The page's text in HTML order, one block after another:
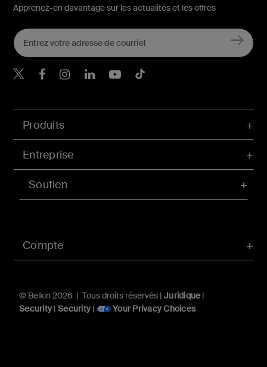
Compte
Produits
Entreprise
Soutien
© Belkin 2026 | Tous droits réservés | Juridique|
Security | Security | Your Privacy Choices
Apprenez-en davantage sur les actualités et les offres
Belkin Twitter
Belkin Facebook
Belkin Instagram
Belkin LinkedIn
Belkin Youtube
Belkin TikTok